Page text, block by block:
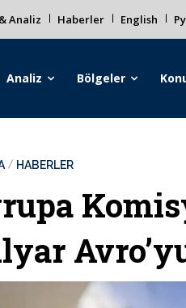
Analiz Haberler English
Analiz Bölgeler
HABERLER